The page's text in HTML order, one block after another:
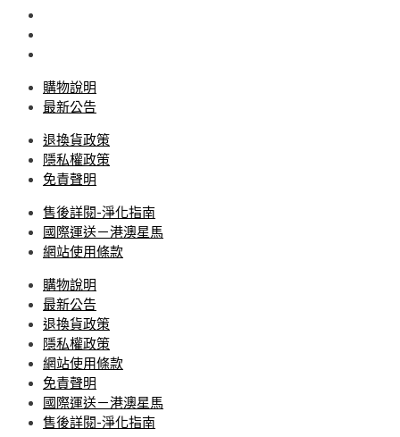
購物說明
最新公告
退換貨政策
隱私權政策
免責聲明
售後詳閱-淨化指南
國際運送－港澳星馬
網站使用條款
購物說明
最新公告
退換貨政策
隱私權政策
網站使用條款
免責聲明
國際運送－港澳星馬
售後詳閱-淨化指南